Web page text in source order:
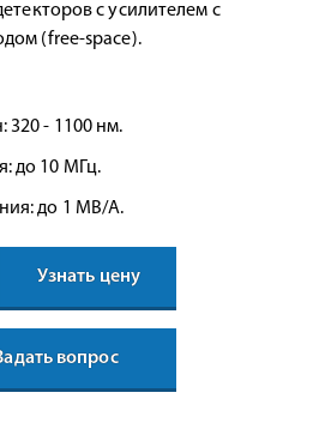
с усилителем с
(free-space).
320 - 1100 нм.
до 10 МГц.
до 1 МВ/А.
Узнать цену
вопрос